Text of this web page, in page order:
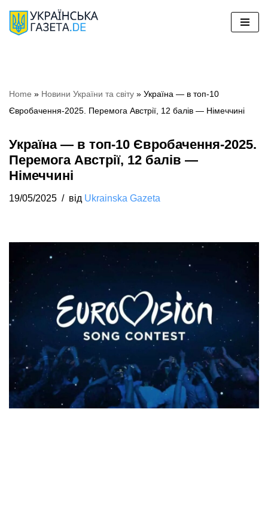
Перейти
Home » Hовини України та світу » Україна — в топ-10
Євробачення-2025. Перемога Австрії, 12 балів — Німеччині
Україна — в топ-10 Євробачення-2025.
Перемога Австрії, 12 балів —
Німеччині
19/05/2025 від Ukrainska Gazeta